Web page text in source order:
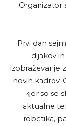
Organizator
Prvi dan
dijakov
izobraževanje
novih kadrov.
kjer so se
aktualne
robotika,